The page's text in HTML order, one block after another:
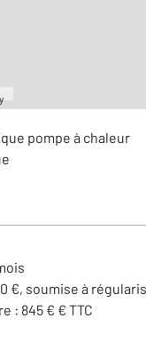
pompe à chaleur
€, soumise à
: 845 € € TTC